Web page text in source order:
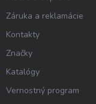
Záruka a reklamácie
Kontakty
Značky
Katalógy
Vernostný program